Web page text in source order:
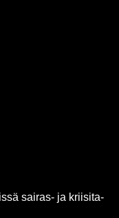
sairas-​ ja krii­si­ta­